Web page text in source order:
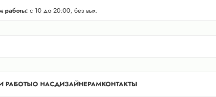
Лен. области! Бесплатная доставка в 50 км. от КАД.
работы: с 10 до 20:00, без вых.
РАБОТЫО НАСДИЗАЙНЕРАМКОНТАКТЫ